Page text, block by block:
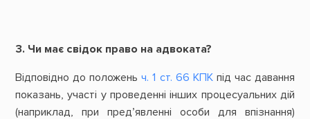
3. Чи має свідок право на адвоката?
Відповідно до положеньч. 1 ст. 66 КПКпід час давання
показань, участі у проведенні інших процесуальних дій
(наприклад, при пред’явленні особи для впізнання)